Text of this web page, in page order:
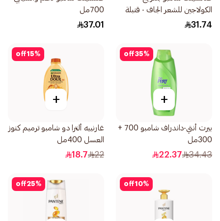
الكولاجين للشعر الجاف - قنبلة
ترطيب بحجم 350مل
31.74
700مل
37.01
35%
off
+
بيرت أنتي-داندراف شامبو 700 +
300مل
34.43
22.37
15%
off
+
غارنييه ألترا دو شامبو ترميم كنوز
العسل 400مل
22
18.7
10%
off
25%
off